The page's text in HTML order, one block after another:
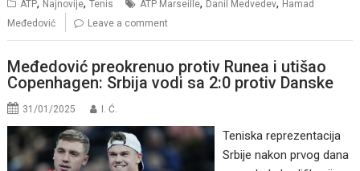
ATP, Najnovije,Tenis ATP Marseille, Danil Medvedev, Hamad
Međedović
Leave a comment
Međedović preokrenuo protiv Runea i utišao
Copenhagen: Srbija vodi sa 2:0 protiv Danske
31/01/2025 I. Ć.
Teniska reprezentacija
Srbije nakon prvog dana